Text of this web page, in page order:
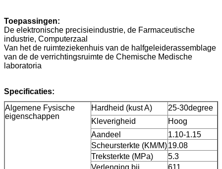
Toepassingen:
De elektronische precisieindustrie, de Farmaceutische
industrie, Computerzaal
Van het de ruimteziekenhuis van de halfgeleiderassemblage
van de de verrichtingsruimte de Chemische Medische
laboratoria
Specificaties:
Algemene Fysische
eigenschappen
Hardheid (kust A)
25-30degree
Kleverigheid
Hoog
Aandeel
1.10-1.15
Scheursterkte (KM/M)19.08
Treksterkte (MPa)
5.3
Verlenging bij
611